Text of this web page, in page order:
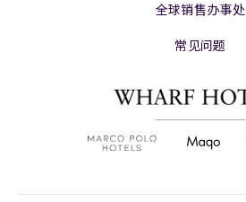
全球销售办事处
常见问题